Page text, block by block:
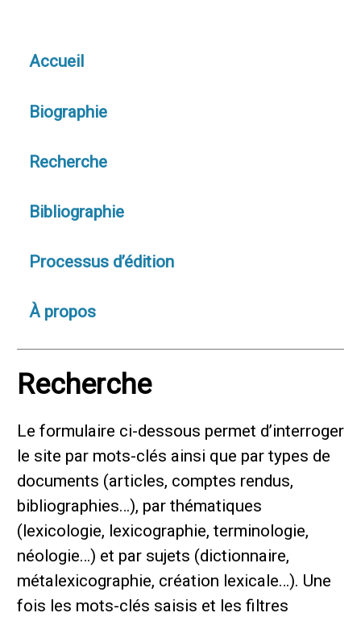
Accueil
Biographie
Recherche
Bibliographie
Processus d’édition
À propos
Recherche
Le formulaire ci-dessous permet d’interroger
le site par mots-clés ainsi que par types de
documents (articles, comptes rendus,
bibliographies…), par thématiques
(lexicologie, lexicographie, terminologie,
néologie…) et par sujets (dictionnaire,
métalexicographie, création lexicale…). Une
fois les mots-clés saisis et les filtres